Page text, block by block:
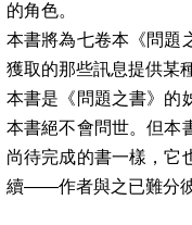
的角色。
本書將為七卷本《問題
獲取的那些訊息提供某
本書是《問題之書》的
本書絕不會問世。但本
尚待完成的書一樣，它
續——作者與之已難分